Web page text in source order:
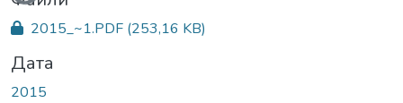
2015_~1.PDF (253,16 KB)
Дата
2015